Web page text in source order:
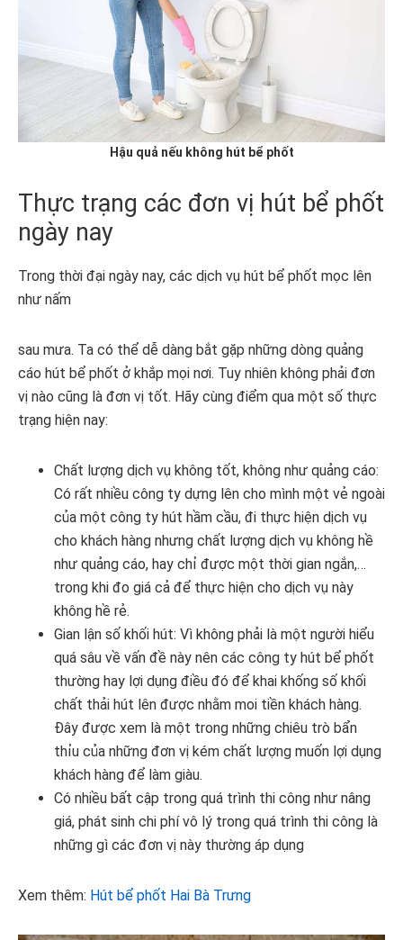
Hậu quả nếu không hút bể phốt
Thực trạng các đơn vị hút bể phốt
ngày nay
Trong thời đại ngày nay, các dịch vụ hút bể phốt mọc lên
như nấm
sau mưa. Ta có thể dễ dàng bắt gặp những dòng quảng
cáo hút bể phốt ở khắp mọi nơi. Tuy nhiên không phải đơn
vị nào cũng là đơn vị tốt. Hãy cùng điểm qua một số thực
trạng hiện nay:
Chất lượng dịch vụ không tốt, không như quảng cáo:
Có rất nhiều công ty dựng lên cho mình một vẻ ngoài
của một công ty hút hầm cầu, đi thực hiện dịch vụ
cho khách hàng nhưng chất lượng dịch vụ không hề
như quảng cáo, hay chỉ được một thời gian ngắn,…
trong khi đo giá cả để thực hiện cho dịch vụ này
không hề rẻ.
Gian lận số khối hút: Vì không phải là một người hiểu
quá sâu về vấn đề này nên các công ty hút bể phốt
thường hay lợi dụng điều đó để khai khống số khối
chất thải hút lên được nhằm moi tiền khách hàng.
Đây được xem là một trong những chiêu trò bẩn
thỉu của những đơn vị kém chất lượng muốn lợi dụng
khách hàng để làm giàu.
Có nhiều bất cập trong quá trình thi công như nâng
giá, phát sinh chi phí vô lý trong quá trình thi công là
những gì các đơn vị này thường áp dụng
Xem thêm: Hút bể phốt Hai Bà Trưng